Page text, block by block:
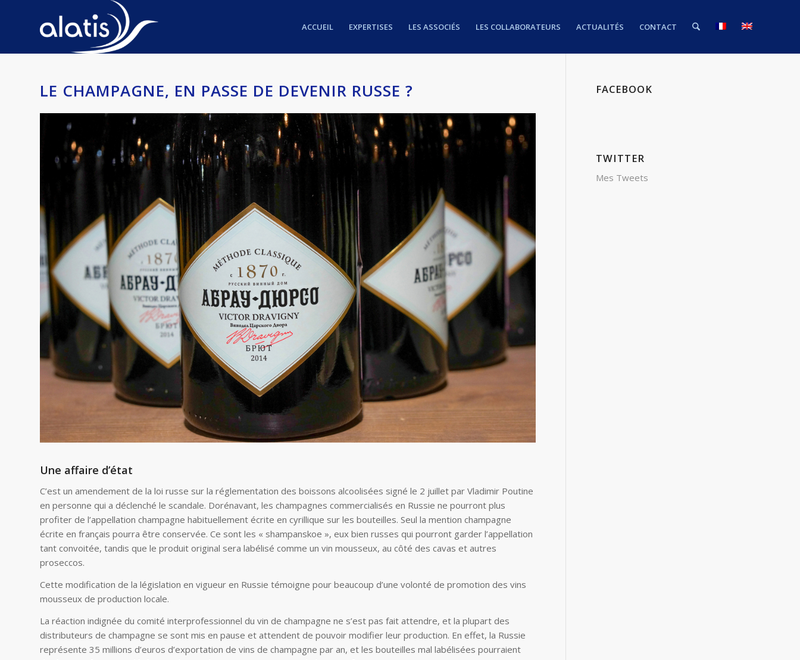
ACCUEIL EXPERTISES LES ASSOCIÉS LES COLLABORATEURS ACTUALITÉS CONTACT
LE CHAMPAGNE, EN PASSE DE DEVENIR RUSSE ?
Une affaire d’état
C’est un amendement de la loi russe sur la réglementation des boissons alcoolisées signé le 2 juillet par Vladimir Poutine
en personne qui a déclenché le scandale. Dorénavant, les champagnes commercialisés en Russie ne pourront plus
profiter de l’appellation champagne habituellement écrite en cyrillique sur les bouteilles. Seul la mention champagne
écrite en français pourra être conservée. Ce sont les « shampanskoe », eux bien russes qui pourront garder l’appellation
tant convoitée, tandis que le produit original sera labélisé comme un vin mousseux, au côté des cavas et autres
proseccos.
Cette modification de la législation en vigueur en Russie témoigne pour beaucoup d’une volonté de promotion des vins
mousseux de production locale.
La réaction indignée du comité interprofessionnel du vin de champagne ne s’est pas fait attendre, et la plupart des
distributeurs de champagne se sont mis en pause et attendent de pouvoir modifier leur production. En effet, la Russie
représente 35 millions d’euros d’exportation de vins de champagne par an, et les bouteilles mal labélisées pourraient
FACEBOOK
TWITTER
Mes Tweets